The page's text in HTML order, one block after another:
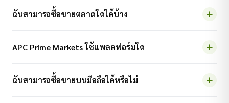
ฉันสามารถซื้อขายตลาดใดได้บ้าง
APC Prime Markets ใช้แพลตฟอร์มใด
ฉันสามารถซื้อขายบนมือถือได้หรือไม่